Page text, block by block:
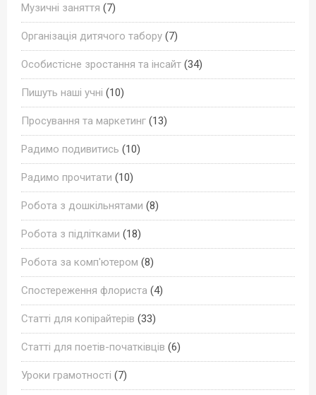
Музичні заняття (7)
Організація дитячого табору (7)
Особистісне зростання та інсайт (34)
Пишуть наші учні (10)
Просування та маркетинг (13)
Радимо подивитись (10)
Радимо прочитати (10)
Робота з дошкільнятами (8)
Робота з підлітками (18)
Робота за комп'ютером (8)
Спостереження флориста (4)
Статті для копірайтерів (33)
Статті для поетів-початківців (6)
Уроки грамотності (7)